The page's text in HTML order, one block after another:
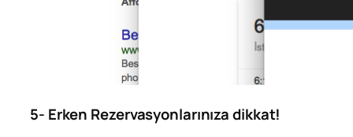
5- Erken Rezervasyonlarınıza dikkat!